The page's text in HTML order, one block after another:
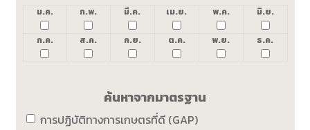
ม.ค. ก.พ. มี.ค. เม.ย. พ.ค. มิ.ย.
ก.ค. ส.ค. ก.ย. ต.ค. พ.ย. ธ.ค.
ค้นหาจากมาตรฐาน
การปฏิบัติทางการเกษตรที่ดี (GAP)